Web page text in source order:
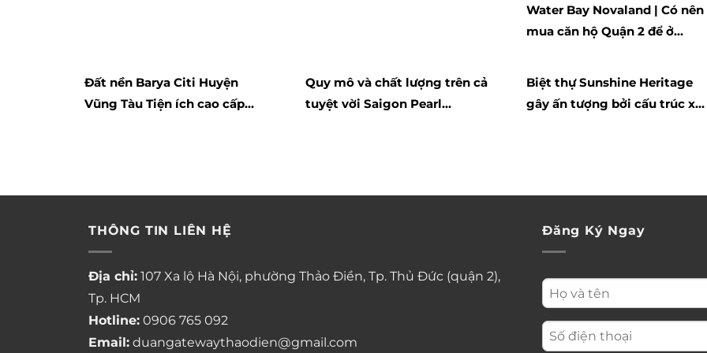
Water Bay Novaland | Có nên
mua căn hộ Quận 2 để ở
Đất nền Barya Citi Huyện
Vũng Tàu Tiện ích cao cấp
Quy mô và chất lượng trên cả
tuyệt vời Saigon Pearl
Biệt thự Sunshine Heritage
gây ấn tượng bởi cấu trúc
THÔNG TIN LIÊN HỆ
Địa chỉ: 107 Xa lộ Hà Nội, phường Thảo Điền, Tp. Thủ Đức (quận 2),
Tp. HCM
Hotline: 0906 765 092
Email: duangatewaythaodien@gmail.com
Đăng Ký Ngay